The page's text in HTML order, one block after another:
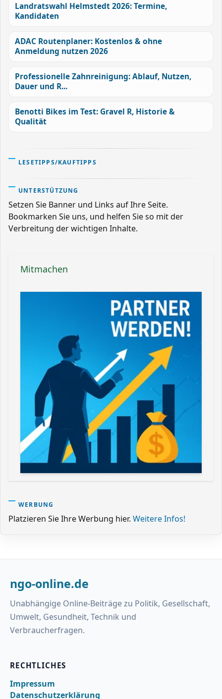
Landratswahl Helmstedt 2026: Termine,
Kandidaten
ADAC Routenplaner: Kostenlos & ohne
Anmeldung nutzen 2026
Professionelle Zahnreinigung: Ablauf, Nutzen,
Dauer und R...
Benotti Bikes im Test: Gravel R, Historie &
Qualität
LESETIPPS/KAUFTIPPS
UNTERSTÜTZUNG
Setzen Sie Banner und Links auf Ihre Seite.
Bookmarken Sie uns, und helfen Sie so mit der
Verbreitung der wichtigen Inhalte.
Mitmachen
WERBUNG
Platzieren Sie Ihre Werbung hier. Weitere Infos!
ngo-online.de
Unabhängige Online-Beiträge zu Politik, Gesellschaft,
Umwelt, Gesundheit, Technik und
Verbraucherfragen.
RECHTLICHES
Impressum
Datenschutzerklärung